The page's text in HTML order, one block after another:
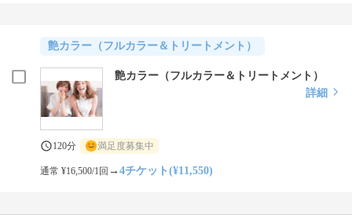
艶カラー（フルカラー＆トリートメント）
艶カラー（フルカラー＆トリートメント）
詳細
120分 満足度募集中
通常 ¥16,500/1回 →4チケット(¥11,550)